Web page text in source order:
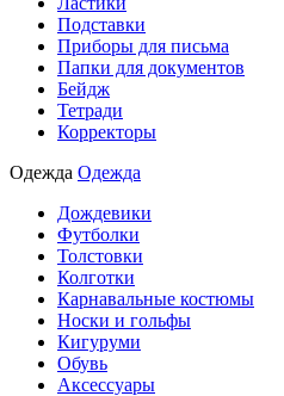
Подставки
Приборы для письма
Папки для документов
Бейдж
Тетради
Корректоры
Одежда Одежда
Дождевики
Футболки
Толстовки
Колготки
Карнавальные костюмы
Носки и гольфы
Кигуруми
Обувь
Аксессуары